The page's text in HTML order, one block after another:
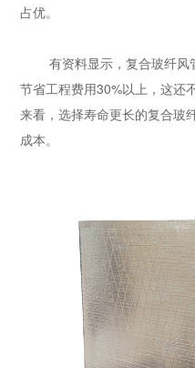
占优。
有资料显示，复合玻纤
节省工程费用30%以上，这还
来看，选择寿命更长的复合玻
成本。